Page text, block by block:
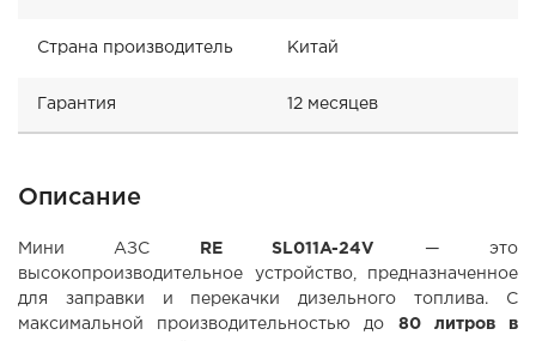
Страна производитель Китай
Гарантия 12 месяцев
Описание
Мини АЗС RE SL011A-24V
— это
высокопроизводительное устройство, предназначенное
для заправки и перекачки дизельного топлива. С
максимальной производительностью до 80 литров в